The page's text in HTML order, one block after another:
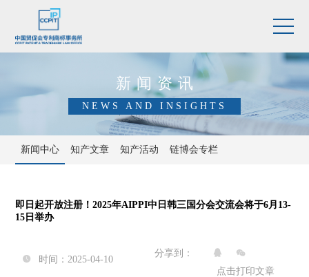
新闻资讯
NEWS AND INSIGHTS
新闻中心 知产文章 知产活动 链博会专栏
即日起开放注册！2025年AIPPI中日韩三国分会交流会将于6月13-
15日举办
 时间：2025-04-10
分享到：  
点击打印文章